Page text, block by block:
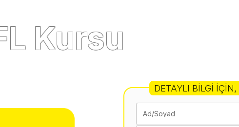
Kursu
DETAYLI BILGI İÇIN,
Ad/Soyad